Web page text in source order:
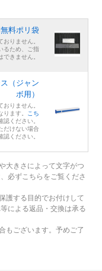
料ポリ袋
りません。
るため、ご指
できません。
（ジャン
ボ用）
りません。
ます。
こち
認ください。
だけない場合
ください。
大きさによって文字がつ
必ずこちらをご覧くださ
護する目的でお付けして
による返品・交換は承る
もございます。予めご了